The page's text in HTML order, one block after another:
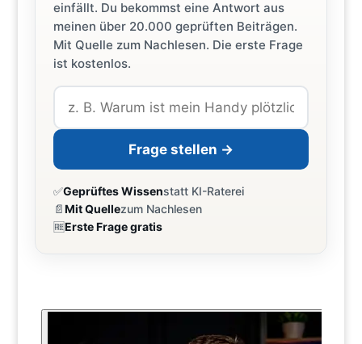
einfällt. Du bekommst eine Antwort aus
meinen über 20.000 geprüften Beiträgen.
Mit Quelle zum Nachlesen. Die erste Frage
ist kostenlos.
Frage stellen →
✅Geprüftes Wissenstatt KI-Raterei
📄Mit Quellezum Nachlesen
🆓Erste Frage gratis